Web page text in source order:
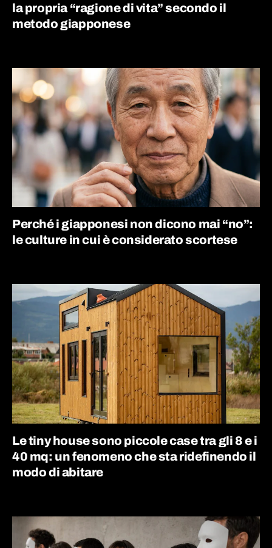
la propria “ragione di vita” secondo il
metodo giapponese
Perché i giapponesi non dicono mai “no”:
le culture in cui è considerato scortese
Le tiny house sono piccole case tra gli 8 e i
40 mq: un fenomeno che sta ridefinendo il
modo di abitare